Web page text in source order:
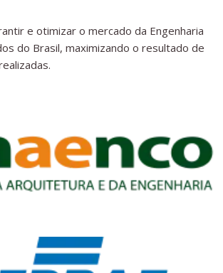
e otimizar o mercado da Engenharia
do Brasil, maximizando o resultado de